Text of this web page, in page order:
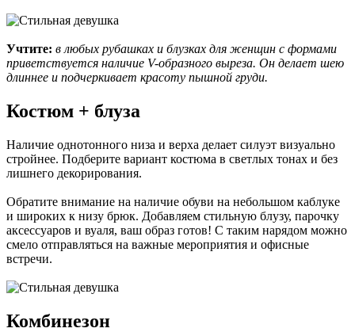
Учтите: в любых рубашках и блузках для женщин с формами
приветствуется наличие V-образного выреза. Он делает шею
длиннее и подчеркивает красоту пышной груди.
Костюм + блуза
Наличие однотонного низа и верха делает силуэт визуально
стройнее. Подберите вариант костюма в светлых тонах и без
лишнего декорирования.
Обратите внимание на наличие обуви на небольшом каблуке
и широких к низу брюк. Добавляем стильную блузу, парочку
аксессуаров и вуаля, ваш образ готов! С таким нарядом можно
смело отправляться на важные мероприятия и офисные
встречи.
Комбинезон